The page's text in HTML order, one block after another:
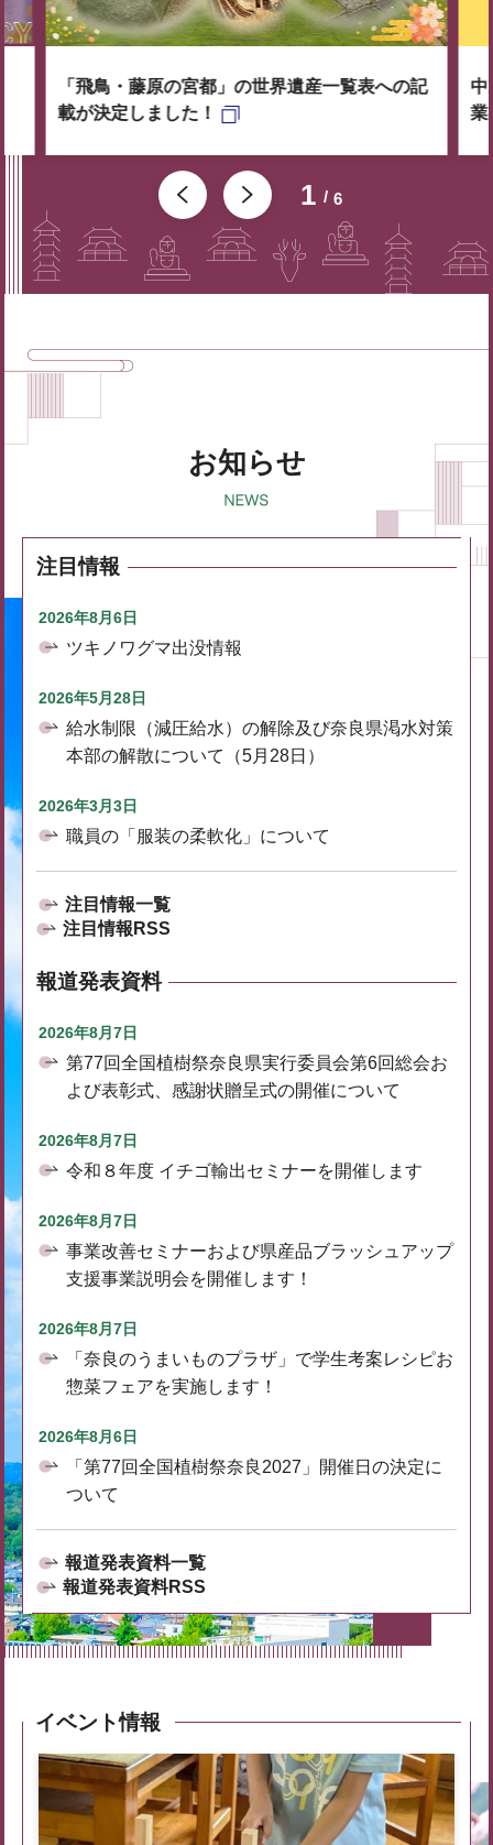
1 6
「飛鳥・藤原の宮都」の世界遺産一覧表への記
載が決定しました！
中
業
お知らせ
注目情報
2026年8月6日
ツキノワグマ出没情報
2026年5月28日
給水制限（減圧給水）の解除及び奈良県渇水対策
本部の解散について（5月28日）
2026年3月3日
職員の「服装の柔軟化」について
注目情報一覧
注目情報RSS
報道発表資料
2026年8月7日
第77回全国植樹祭奈良県実行委員会第6回総会お
よび表彰式、感謝状贈呈式の開催について
2026年8月7日
令和８年度 イチゴ輸出セミナーを開催します
2026年8月7日
事業改善セミナーおよび県産品ブラッシュアップ
支援事業説明会を開催します！
2026年8月7日
「奈良のうまいものプラザ」で学生考案レシピお
惣菜フェアを実施します！
2026年8月6日
「第77回全国植樹祭奈良2027」開催日の決定に
ついて
報道発表資料一覧
報道発表資料RSS
イベント情報